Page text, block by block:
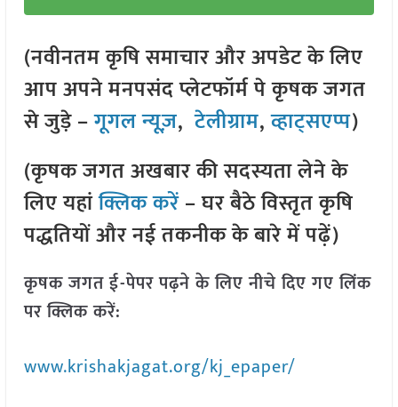
(नवीनतम कृषि समाचार और अपडेट के लिए
आप अपने मनपसंद प्लेटफॉर्म पे कृषक जगत
से जुड़े –गूगल न्यूज़,टेलीग्राम,व्हाट्सएप्प)
(कृषक जगत अखबार की सदस्यता लेने के
लिए यहांक्लिक करें– घर बैठे विस्तृत कृषि
पद्धतियों और नई तकनीक के बारे में पढ़ें)
कृषक जगत ई-पेपर पढ़ने के लिए नीचे दिए गए लिंक
पर क्लिक करें:
www.krishakjagat.org/kj_epaper/